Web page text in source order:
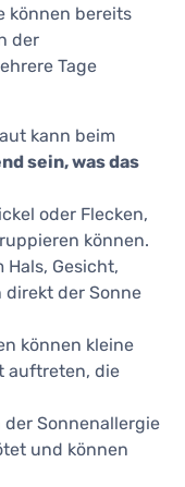
können bereits
der
Tage
kann beim
sein, was das
oder Flecken,
können.
Gesicht,
der Sonne
können kleine
auftreten, die
der Sonnenallergie
und können